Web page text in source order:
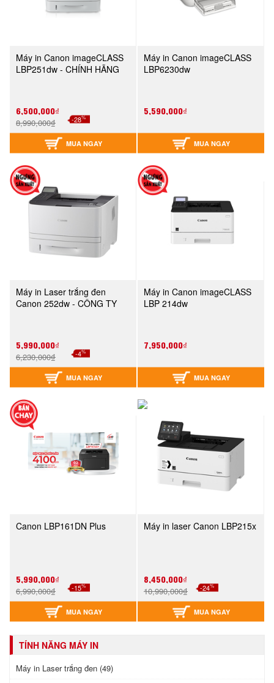
Máy in Canon imageCLASS
LBP251dw - CHÍNH HÃNG
6,500,000₫
8,990,000₫ -28%
MUA NGAY
Máy in Canon imageCLASS
LBP6230dw
5,590,000₫
MUA NGAY
Máy in Laser trắng đen
Canon 252dw - CÔNG TY
5,990,000₫
6,230,000₫ -4%
MUA NGAY
Máy in Canon imageCLASS
LBP 214dw
7,950,000₫
MUA NGAY
Canon LBP161DN Plus
5,990,000₫
6,990,000₫ -15%
MUA NGAY
Máy in laser Canon LBP215x
8,450,000₫
10,990,000₫ -24%
MUA NGAY
TÍNH NĂNG MÁY IN
Máy in Laser trắng đen (49)